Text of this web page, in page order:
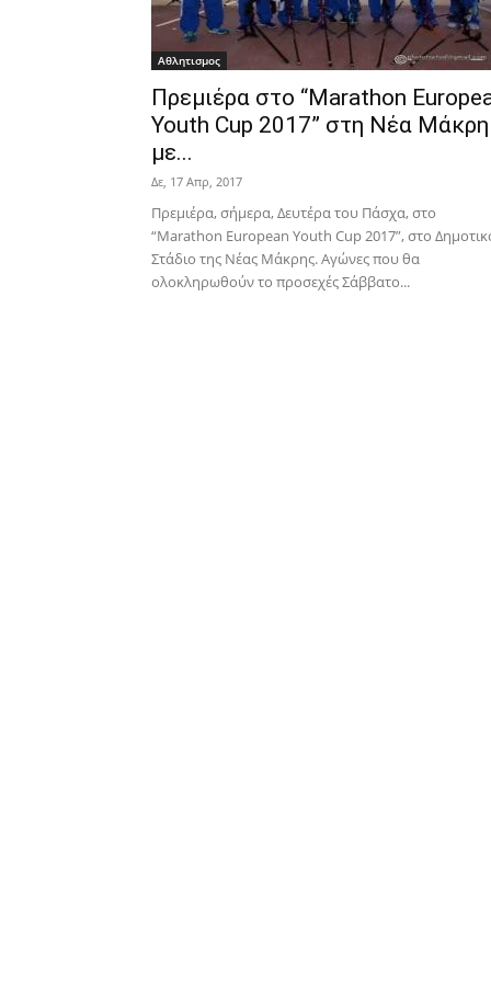
Αθλητισμος
Πρεμιέρα στο “Marathon
Youth Cup 2017” στη Νέα Μάκρη
με...
Δε, 17 Απρ, 2017
Πρεμιέρα, σήμερα, Δευτέρα του Πάσχα, στο
“Marathon European Youth Cup 2017”, στο
Στάδιο της Νέας Μάκρης. Αγώνες που θα
ολοκληρωθούν το προσεχές Σάββατο...